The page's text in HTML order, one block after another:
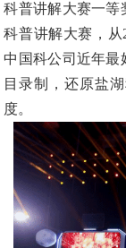
科普讲解大赛一等
科普讲解大赛，
中国科公司近年最
目录制，还原盐
度。